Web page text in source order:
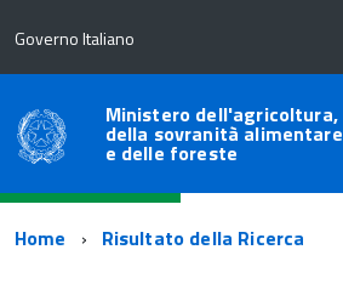
Governo Italiano
Ministero dell'agricoltura,
della sovranità alimentare
e delle foreste
Percorso
Home Risultato della Ricerca